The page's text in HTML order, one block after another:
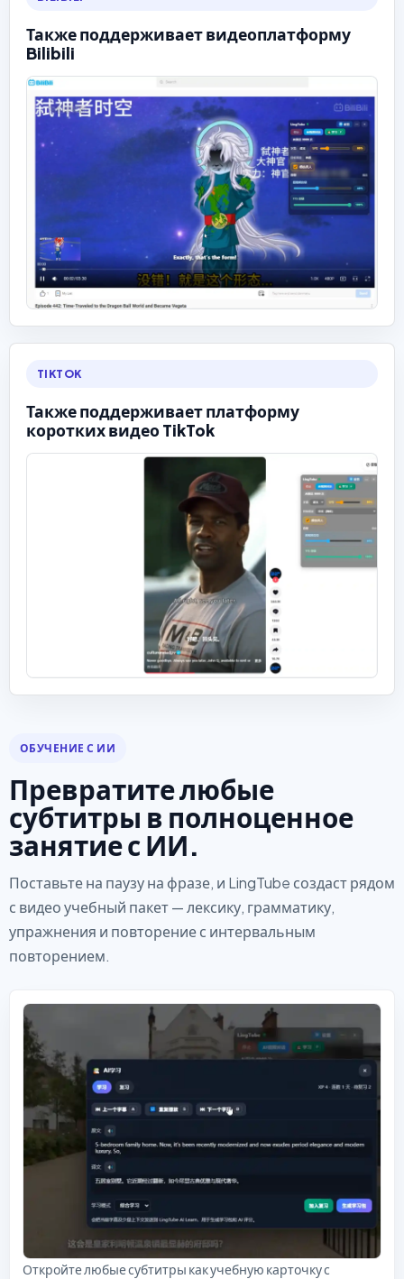
Также поддерживает видеоплатформу
Bilibili
TIKTOK
Также поддерживает платформу
коротких видео TikTok
ОБУЧЕНИЕ С ИИ
Превратите любые
субтитры в полноценное
занятие с ИИ.
Поставьте на паузу на фразе, и LingTube создаст рядом
с видео учебный пакет — лексику, грамматику,
упражнения и повторение с интервальным
повторением.
Откройте любые субтитры как учебную карточку с